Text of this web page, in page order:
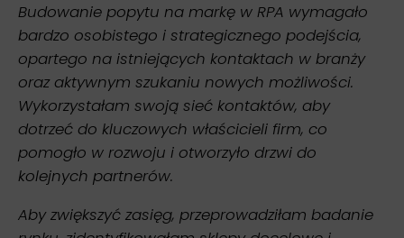
Budowanie popytu na markę w RPA wymagało
bardzo osobistego i strategicznego podejścia,
opartego na istniejących kontaktach w branży
oraz aktywnym szukaniu nowych możliwości.
Wykorzystałam swoją sieć kontaktów, aby
dotrzeć do kluczowych właścicieli firm, co
pomogło w rozwoju i otworzyło drzwi do
kolejnych partnerów.
Aby zwiększyć zasięg, przeprowadziłam badanie